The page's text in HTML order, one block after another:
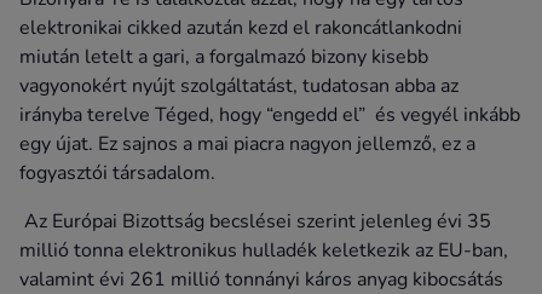
elektronikai cikked azután kezd el rakoncátlankodni
miután letelt a gari, a forgalmazó bizony kisebb
vagyonokért nyújt szolgáltatást, tudatosan abba az
irányba terelve Téged, hogy “engedd el” és vegyél inkább
egy újat. Ez sajnos a mai piacra nagyon jellemző, ez a
fogyasztói társadalom.
Az Európai Bizottság becslései szerint jelenleg évi 35
millió tonna elektronikus hulladék keletkezik az EU-ban,
valamint évi 261 millió tonnányi káros anyag kibocsátás